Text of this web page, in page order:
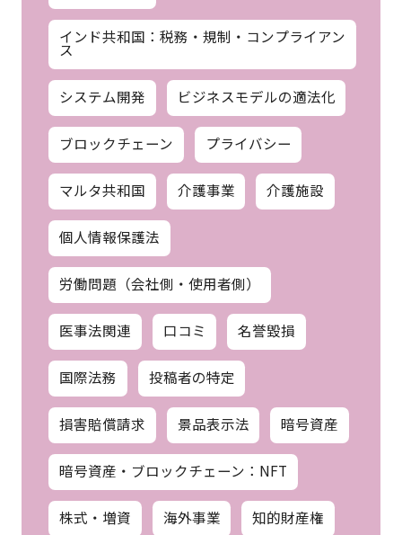
インド共和国：税務・規制・コンプライアン
ス
システム開発 ビジネスモデルの適法化
ブロックチェーン プライバシー
マルタ共和国 介護事業 介護施設
個人情報保護法
労働問題（会社側・使用者側）
医事法関連 口コミ 名誉毀損
国際法務 投稿者の特定
損害賠償請求 景品表示法 暗号資産
暗号資産・ブロックチェーン：NFT
株式・増資 海外事業 知的財産権